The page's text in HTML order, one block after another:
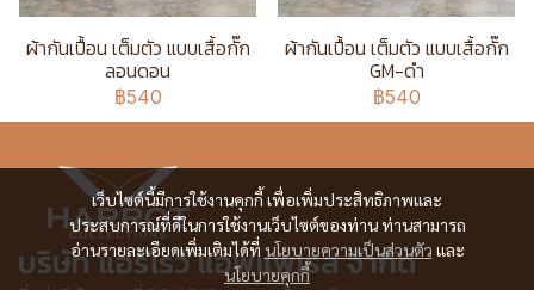
ผ้ากันเปื้อน เต็มตัว แบบเสื้อกั๊ก
ลอนดอน
฿540
ผ้ากันเปื้อน เต็มตัว แบบเสื้อกั๊ก
GM-ดำ
฿540
เว็บไซต์นี้มีการใช้งานคุกกี้ เพื่อเพิ่มประสิทธิภาพและ
ประสบการณ์ที่ดีในการใช้งานเว็บไซต์ของท่าน ท่านสามารถ
อ่านรายละเอียดเพิ่มเติมได้ที่ นโยบายความเป็นส่วนตัว และ
นโยบายคุกกี้
บริษัท แอร์โรว์ แอพแพเรล จำกัด